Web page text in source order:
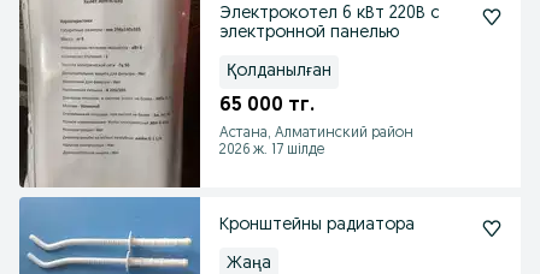
Электрокотел 6 кВт 220В c
электронной панелью
Қолданылған
65 000 тг.
Астана, Алматинский район
2026 ж. 17 шілде
Кронштейны радиатора
Жаңа